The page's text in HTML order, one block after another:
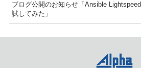
ブログ公開のお知らせ「Ansible
試してみた」